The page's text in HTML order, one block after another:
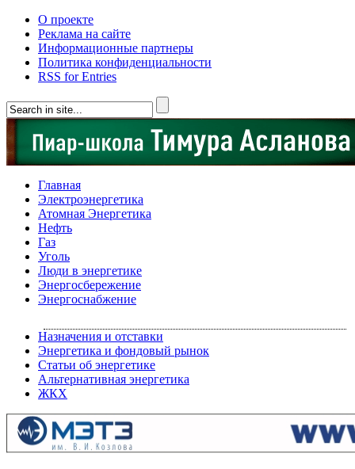
О проекте
Реклама на сайте
Информационные партнеры
Политика конфиденциальности
RSS for Entries
Главная
Электроэнергетика
Атомная Энергетика
Нефть
Газ
Уголь
Люди в энергетике
Энергосбережение
Энергоснабжение
Назначения и отставки
Энергетика и фондовый рынок
Статьи об энергетике
Альтернативная энергетика
ЖКХ